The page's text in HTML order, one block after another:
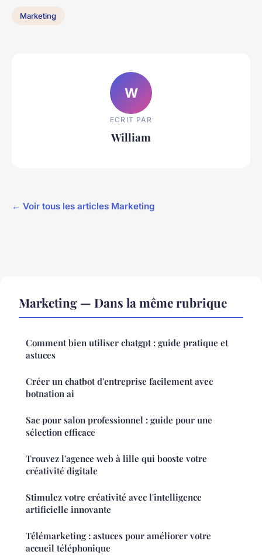
Marketing
W
ECRIT PAR
William
← Voir tous les articles Marketing
Marketing — Dans la même rubrique
Comment bien utiliser chatgpt : guide pratique et
astuces
Créer un chatbot d'entreprise facilement avec
botnation ai
Sac pour salon professionnel : guide pour une
sélection efficace
Trouvez l'agence web à lille qui booste votre
créativité digitale
Stimulez votre créativité avec l'intelligence
artificielle innovante
Télémarketing : astuces pour améliorer votre
accueil téléphonique